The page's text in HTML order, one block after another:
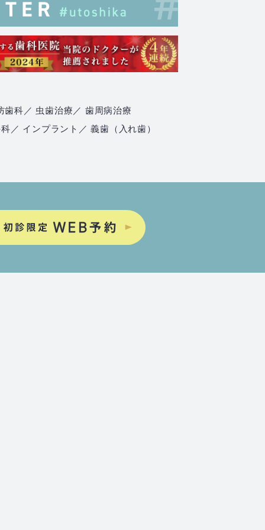
歯科／ 虫歯治療／ 歯周病治療
／ インプラント ／ 義歯（入れ歯）